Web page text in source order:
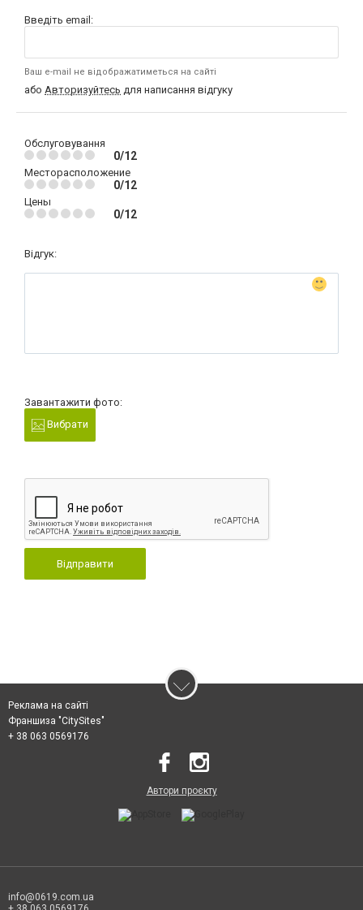
Введіть email:
Ваш e-mail не відображатиметься на сайті
або Авторизуйтесь для написання відгуку
Обслуговування
0/12
Месторасположение
0/12
Цены
0/12
Відгук:
Завантажити фото:
Вибрати
Відправити
Реклама на сайті
Франшиза "CitySites"
+ 38 063 0569176
Автори проєкту
info@0619.com.ua